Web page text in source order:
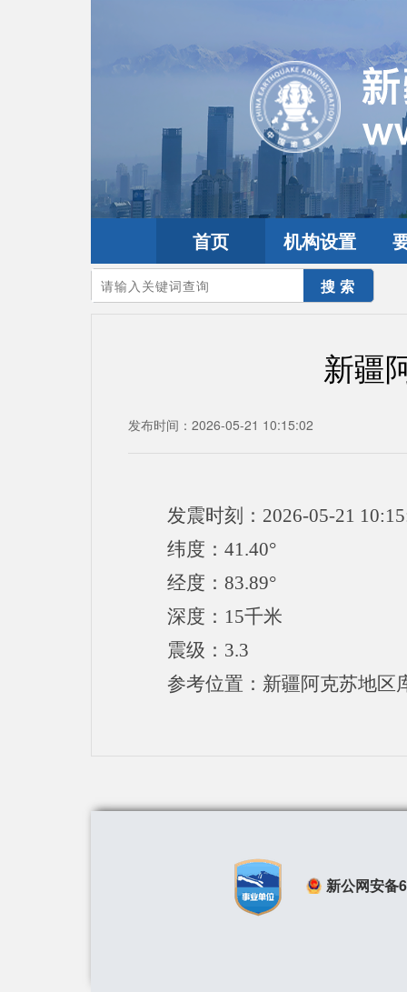
首页 机构设置
您的当前位置：首页>地震频道 新疆震讯
新疆
发布时间：2026-05-21 10:15:02
发震时刻：2026-05-21
纬度：41.40°
经度：83.89°
深度：15千米
震级：3.3
参考位置：新疆阿克苏地区
新公网安备